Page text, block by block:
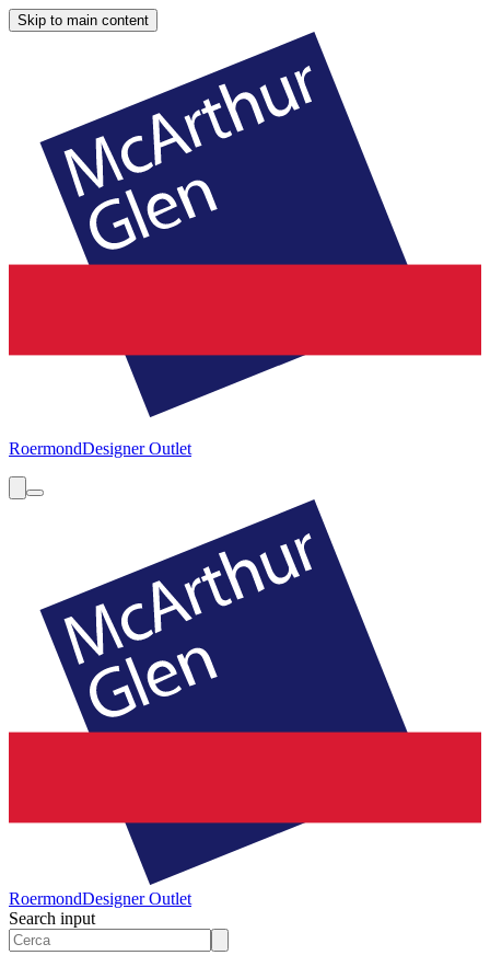
Skip to main content
RoermondDesigner Outlet
RoermondDesigner Outlet
Search input